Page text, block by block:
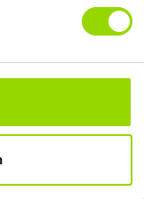
die
krachtig en
van
ruim 35.000